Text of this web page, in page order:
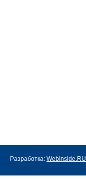
Разработка: WebInside.RU